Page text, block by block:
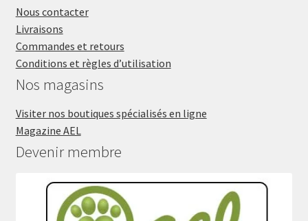
Nous contacter
Livraisons
Commandes et retours
Conditions et règles d’utilisation
Nos magasins
Visiter nos boutiques spécialisés en ligne
Magazine AEL
Devenir membre